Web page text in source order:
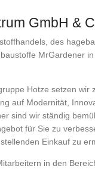
GmbH &
des
MrGardener
Hotze setzen wir
auf Modernität,
sind wir ständig
für Sie zu
Einkauf zu
in den